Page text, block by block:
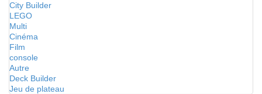
City Builder
LEGO
Multi
Cinéma
Film
console
Autre
Deck Builder
Jeu de plateau